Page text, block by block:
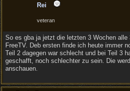
Rei
veteran
So es gba ja jetzt die letzten 3 Wochen alle
FreeTV. Deb ersten finde ich heute immer
Teil 2 dagegen war schlecht und bei Teil 3
geschafft, noch schlechter zu sein. Die
anschauen.